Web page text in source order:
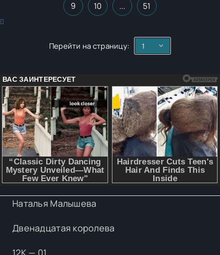
9 10 ... 51
Перейти на страницу:
Наталья Малышева
Двенадцатая королева
12К — 01